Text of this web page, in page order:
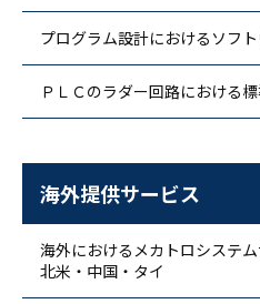
プログラム設計におけるソフ
ＰＬＣのラダー回路における
海外提供サービス
海外におけるメカトロシステ
北米・中国・タイ